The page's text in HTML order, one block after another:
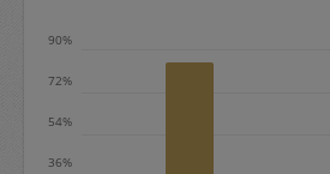
36%
54%
72%
90%